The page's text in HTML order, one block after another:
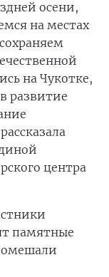
осени,
на местах
на Чукотке,
развитие
центра
памятные